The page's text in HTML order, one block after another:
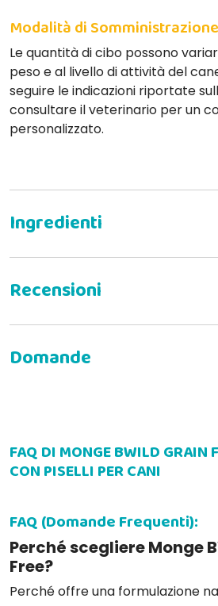
Modalità di
Le quantità di cibo possono
peso e al livello di attività del
seguire le indicazioni riportate
consultare il veterinario per un
personalizzato.
FAQ DI MONGE BWILD GRAIN
CON PISELLI PER CANI
FAQ (Domande Frequenti):
Perché scegliere Monge
Free?
Perché offre una formulazione